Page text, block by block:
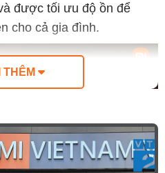
được tối ưu độ ồn để
cho cả gia đình.
THÊM